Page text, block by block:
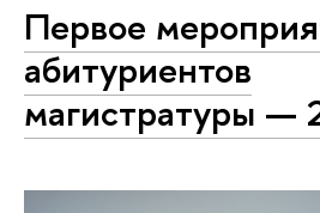
Первое
абитуриентов
магистратуры —